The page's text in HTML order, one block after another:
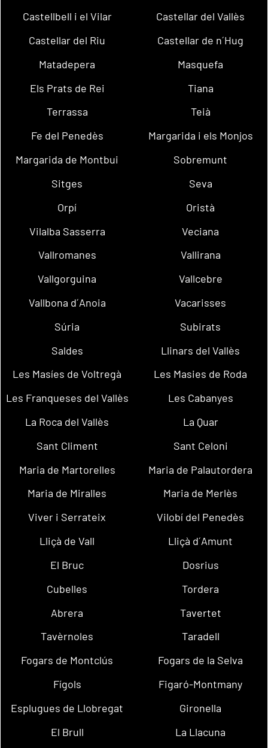
Castellbell i el Vilar
Castellar del Vallès
Castellar del Riu
Castellar de n´Hug
Matadepera
Masquefa
Els Prats de Rei
Tiana
Terrassa
Teià
Fe del Penedès
Margarida i els Monjos
Margarida de Montbui
Sobremunt
Sitges
Seva
Orpí
Oristà
Vilalba Sasserra
Veciana
Vallromanes
Vallirana
Vallgorguina
Vallcebre
Vallbona d´Anoia
Vacarisses
Súria
Subirats
Saldes
Llinars del Vallès
Les Masíes de Voltregà
Les Masies de Roda
Les Franqueses del Vallès
Les Cabanyes
La Roca del Vallès
La Quar
Sant Climent
Sant Celoni
Maria de Martorelles
Maria de Palautordera
Maria de Miralles
Maria de Merlès
Viver i Serrateix
Vilobí del Penedès
Lliçà de Vall
Lliçà d´Amunt
El Bruc
Dosrius
Cubelles
Tordera
Abrera
Tavertet
Tavèrnoles
Taradell
Fogars de Montclús
Fogars de la Selva
Fígols
Figaró-Montmany
Esplugues de Llobregat
Gironella
El Brull
La Llacuna